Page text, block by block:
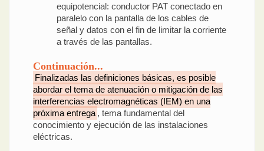
equipotencial: conductor PAT conectado en
paralelo con la pantalla de los cables de
señal y datos con el fin de limitar la corriente
a través de las pantallas.
Continuación...
Finalizadas las definiciones básicas, es posible
abordar el tema de atenuación o mitigación de las
interferencias electromagnéticas (IEM) en una
próxima entrega , tema fundamental del
conocimiento y ejecución de las instalaciones
eléctricas.